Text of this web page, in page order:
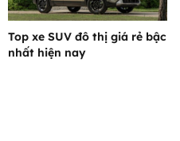
Top xe SUV đô thị giá rẻ bậc
nhất hiện nay